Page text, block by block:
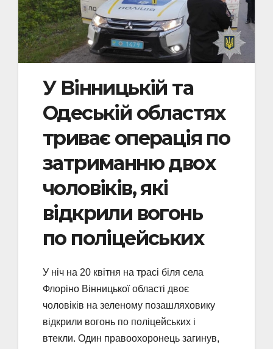
У Вінницькій та
Одеській областях
триває операція по
затриманню двох
чоловіків, які
відкрили вогонь
по поліцейських
У ніч на 20 квітня на трасі біля села
Флоріно Вінницької області двоє
чоловіків на зеленому позашляховику
відкрили вогонь по поліцейських і
втекли. Один правоохоронець загинув,